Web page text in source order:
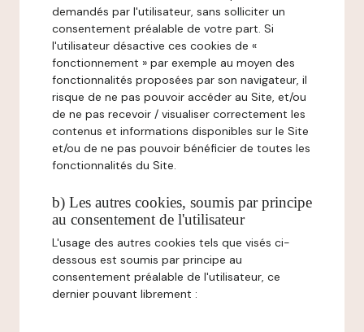
demandés par l'utilisateur, sans solliciter un
consentement préalable de votre part. Si
l'utilisateur désactive ces cookies de «
fonctionnement » par exemple au moyen des
fonctionnalités proposées par son navigateur, il
risque de ne pas pouvoir accéder au Site, et/ou
de ne pas recevoir / visualiser correctement les
contenus et informations disponibles sur le Site
et/ou de ne pas pouvoir bénéficier de toutes les
fonctionnalités du Site.
b) Les autres cookies, soumis par principe
au consentement de l'utilisateur
L'usage des autres cookies tels que visés ci-
dessous est soumis par principe au
consentement préalable de l'utilisateur, ce
dernier pouvant librement :